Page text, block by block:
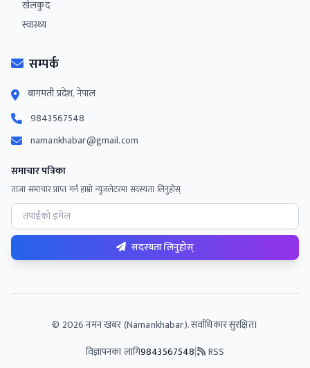
खेलकुद
स्वास्थ्य
सम्पर्क
बागमती प्रदेश, नेपाल
9843567548
namankhabar@gmail.com
समाचार पत्रिका
ताजा समाचार प्राप्त गर्न हाम्रो न्युजलेटरमा सदस्यता लिनुहोस्
सदस्यता लिनुहोस्
© 2026नमन खबर (Namankhabar). सर्वाधिकार सुरक्षित।
विज्ञापनका लागि9843567548| RSS